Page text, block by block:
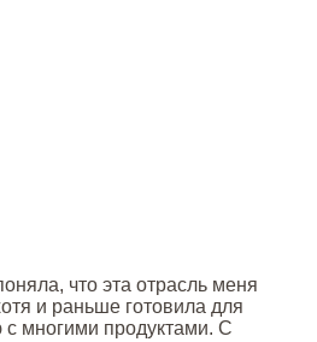
что эта отрасль меня
и раньше готовила для
многими продуктами. С